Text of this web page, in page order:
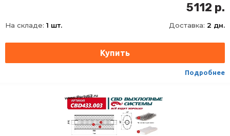
смещенное/по центру
Материал
Сталь с нержавеющим алюмокремниевым покрытием DX52/DX53+AS120
5112 р.
На складе: 1 шт. Доставка: 2 дн.
Подробнее